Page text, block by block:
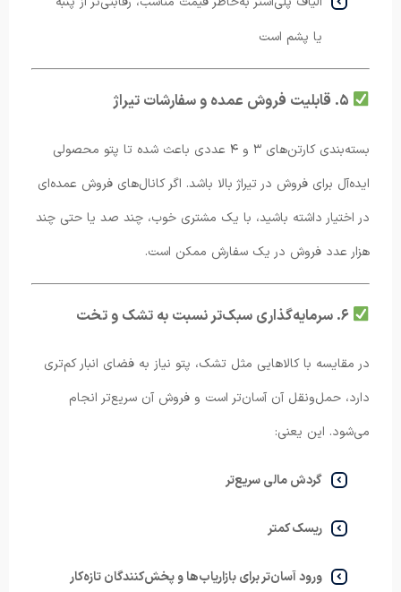
یا پشم است
بسته‌بندی کارتن‌های ۳ و ۴ عددی باعث شده تا پتو محصولی
ایده‌آل برای فروش در تیراژ بالا باشد. اگر کانال‌های فروش عمده‌ای
در اختیار داشته باشید، با یک مشتری خوب، چند صد یا حتی چند
هزار عدد فروش در یک سفارش ممکن است.
در مقایسه با کالاهایی مثل تشک، پتو نیاز به فضای انبار کم‌تری
دارد، حمل‌ونقل آن آسان‌تر است و فروش آن سریع‌تر انجام
می‌شود. این یعنی:
گردش مالی سریع‌تر
ریسک کمتر
ورود آسان‌تر برای بازاریاب‌ها و پخش‌کنندگان تازه‌کار